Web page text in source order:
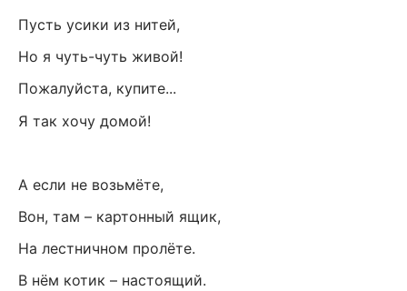
Пусть усики из нитей,
Но я чуть-чуть живой!
Пожалуйста, купите...
Я так хочу домой!
А если не возьмёте,
Вон, там – картонный ящик,
На лестничном пролёте.
В нём котик – настоящий.